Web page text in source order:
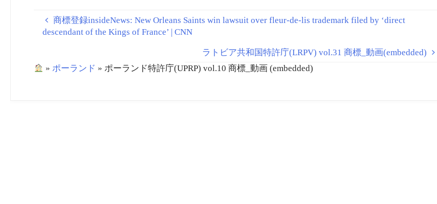
商標登録insideNews: New Orleans Saints win lawsuit over fleur-de-lis trademark filed by ‘direct
descendant of the Kings of France’ | CNN
ラトビア共和国特許庁(LRPV) vol.31 商標_動画(embedded)
»ポーランド »ポーランド特許庁(UPRP) vol.10 商標_動画 (embedded)